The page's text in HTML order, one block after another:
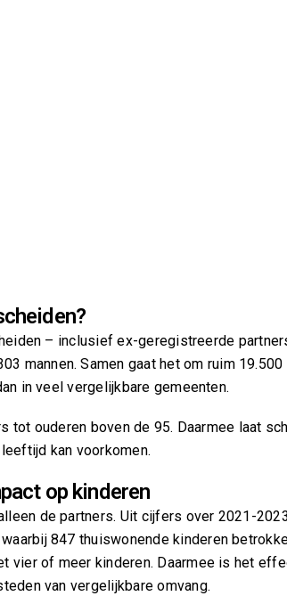
– inclusief ex-geregistreerde
mannen. Samen gaat het om ruim
in veel vergelijkbare gemeenten.
tot ouderen boven de 95. Daarmee laat
kan voorkomen.
op kinderen
de partners. Uit cijfers over 2021-
847 thuiswonende kinderen
vier of meer kinderen. Daarmee is het
van vergelijkbare omvang.